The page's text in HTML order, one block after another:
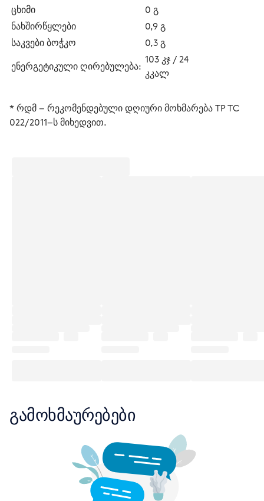
ცხიმი
0 გ
ნახშირწყლები
0,9 გ
საკვები ბოჭკო
0,3 გ
ენერგეტიკული ღირებულება:
103 კჯ / 24
კკალ
* რდმ – რეკომენდებული დღიური მოხმარება ТР ТС
022/2011–ს მიხედვით.
გამოხმაურებები